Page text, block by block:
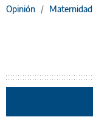
Opinión / Maternidad